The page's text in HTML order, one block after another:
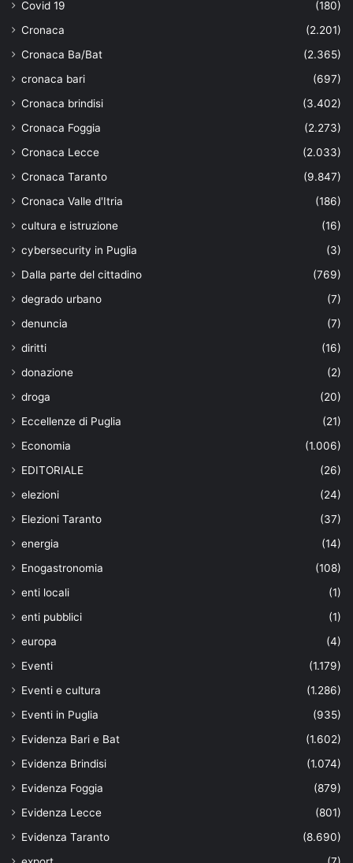
Covid 19
(180)
Cronaca
(2.201)
Cronaca Ba/Bat
(2.365)
cronaca bari
(697)
Cronaca brindisi
(3.402)
Cronaca Foggia
(2.273)
Cronaca Lecce
(2.033)
Cronaca Taranto
(9.847)
Cronaca Valle d'Itria
(186)
cultura e istruzione
(16)
cybersecurity in Puglia
(3)
Dalla parte del cittadino
(769)
degrado urbano
(7)
denuncia
(7)
diritti
(16)
donazione
(2)
droga
(20)
Eccellenze di Puglia
(21)
Economia
(1.006)
EDITORIALE
(26)
elezioni
(24)
Elezioni Taranto
(37)
energia
(14)
Enogastronomia
(108)
enti locali
(1)
enti pubblici
(1)
europa
(4)
Eventi
(1.179)
Eventi e cultura
(1.286)
Eventi in Puglia
(935)
Evidenza Bari e Bat
(1.602)
Evidenza Brindisi
(1.074)
Evidenza Foggia
(879)
Evidenza Lecce
(801)
Evidenza Taranto
(8.690)